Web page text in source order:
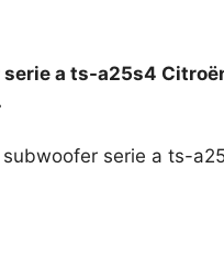
serie a ts-a25s4
serie a ts-